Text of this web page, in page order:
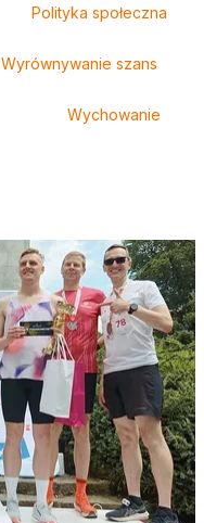
Polityka społeczna
Wyrównywanie szans
Wychowanie